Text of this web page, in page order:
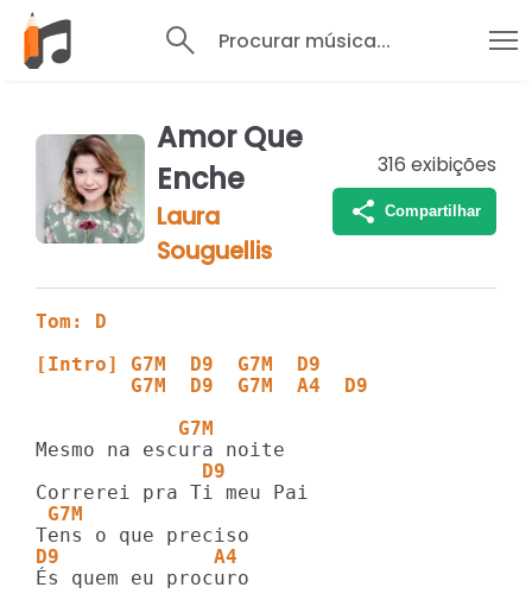
Procurar música...
Amor Que
Enche
Laura
Souguellis
316 exibições
Compartilhar
Tom: D
[Intro] G7M  D9  G7M  D9
        G7M  D9  G7M  A4  D9
            G7M
              D9
G7M
D9             A4
És quem eu procuro